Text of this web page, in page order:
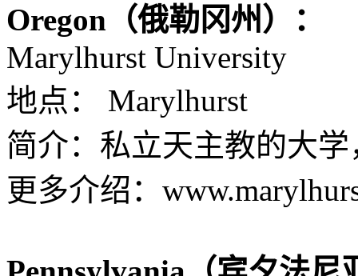
Oregon（俄勒冈州）：
Marylhurst University
地点： Marylhurst
简介：私立天主教的大
更多介绍：